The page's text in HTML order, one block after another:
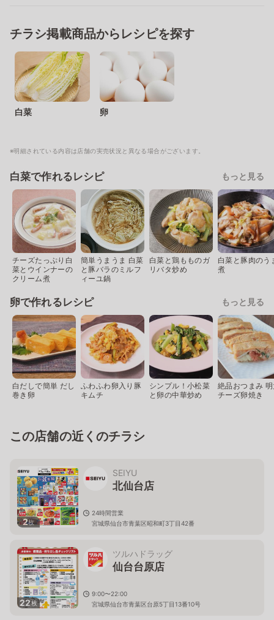
チラシ掲載商品からレシピを探す
白菜 卵
※明細されている内容は店舗の実売状況と異なる場合がございます。
白菜で作れるレシピ もっと見る
チーズたっぷり白
菜とウインナーの
クリーム煮
簡単うまうま 白菜
と豚バラのミルフ
ィーユ鍋
白菜と鶏もものガ
リバタ炒め
白菜と豚肉のう
煮
卵で作れるレシピ もっと見る
白だしで簡単 だし
巻き卵
ふわふわ卵入り豚
キムチ
シンプル！小松菜
と卵の中華炒め
絶品おつまみ
チーズ卵焼き
この店舗の近くのチラシ
2枚
SEIYU
北仙台店
24時間営業
宮城県仙台市青葉区昭和町3丁目42番
22枚
ツルハドラッグ
仙台台原店
9:00〜22:00
宮城県仙台市青葉区台原5丁目13番10号